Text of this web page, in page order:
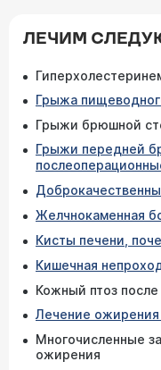
ЛЕЧИМ
Грыжа
Грыжи брюшной
Грыжи передней
Желчнокаменная
Кисты печени,
Кишечная
Кожный птоз
Лечение ожирения
Многочисленные
ожирения